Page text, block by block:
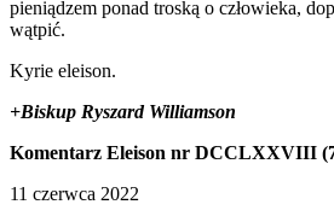
pieniądzem ponad troską o człowieka,
wątpić.
Kyrie eleison.
+Biskup Ryszard Williamson
Komentarz Eleison nr DCCLXXVIII
11 czerwca 2022